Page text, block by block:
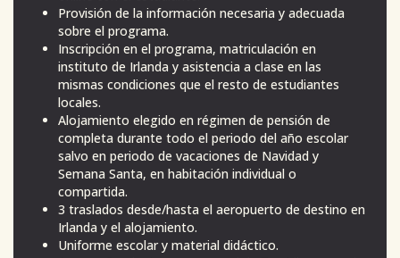
Provisión de la información necesaria y adecuada
sobre el programa.
Inscripción en el programa, matriculación en
instituto de Irlanda y asistencia a clase en las
mismas condiciones que el resto de estudiantes
locales.
Alojamiento elegido en régimen de pensión de
completa durante todo el periodo del año escolar
salvo en periodo de vacaciones de Navidad y
Semana Santa, en habitación individual o
compartida.
3 traslados desde/hasta el aeropuerto de destino en
Irlanda y el alojamiento.
Uniforme escolar y material didáctico.